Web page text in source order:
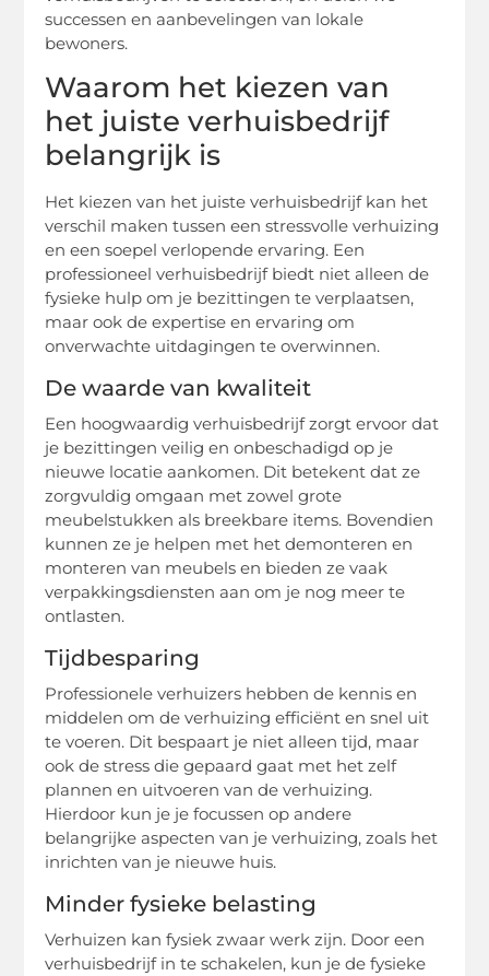
successen en aanbevelingen van lokale
bewoners.
Waarom het kiezen van
het juiste verhuisbedrijf
belangrijk is
Het kiezen van het juiste verhuisbedrijf kan het
verschil maken tussen een stressvolle verhuizing
en een soepel verlopende ervaring. Een
professioneel verhuisbedrijf biedt niet alleen de
fysieke hulp om je bezittingen te verplaatsen,
maar ook de expertise en ervaring om
onverwachte uitdagingen te overwinnen.
De waarde van kwaliteit
Een hoogwaardig verhuisbedrijf zorgt ervoor dat
je bezittingen veilig en onbeschadigd op je
nieuwe locatie aankomen. Dit betekent dat ze
zorgvuldig omgaan met zowel grote
meubelstukken als breekbare items. Bovendien
kunnen ze je helpen met het demonteren en
monteren van meubels en bieden ze vaak
verpakkingsdiensten aan om je nog meer te
ontlasten.
Tijdbesparing
Professionele verhuizers hebben de kennis en
middelen om de verhuizing efficiënt en snel uit
te voeren. Dit bespaart je niet alleen tijd, maar
ook de stress die gepaard gaat met het zelf
plannen en uitvoeren van de verhuizing.
Hierdoor kun je je focussen op andere
belangrijke aspecten van je verhuizing, zoals het
inrichten van je nieuwe huis.
Minder fysieke belasting
Verhuizen kan fysiek zwaar werk zijn. Door een
verhuisbedrijf in te schakelen, kun je de fysieke